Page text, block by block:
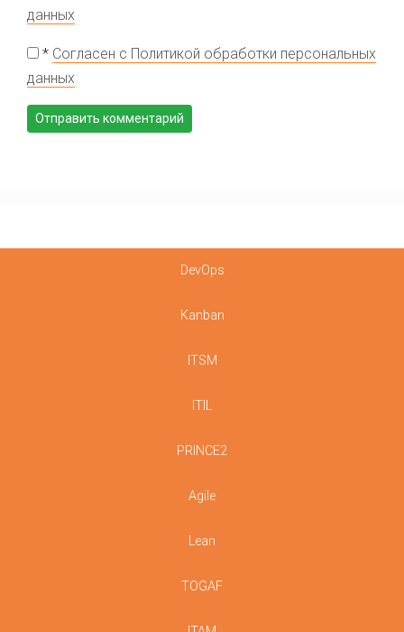
данных
* Согласен с Политикой обработки персональных
данных
DevOps
Kanban
ITSM
ITIL
PRINCE2
Agile
Lean
TOGAF